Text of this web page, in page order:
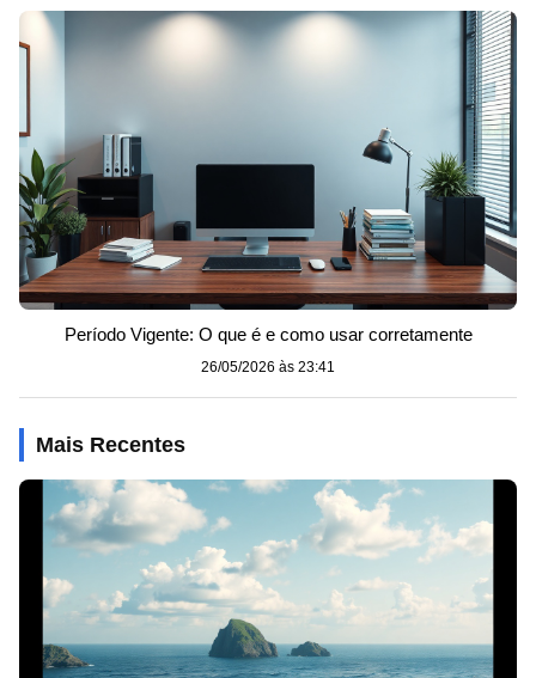
Período Vigente: O que é e como usar corretamente
26/05/2026 às 23:41
Mais Recentes